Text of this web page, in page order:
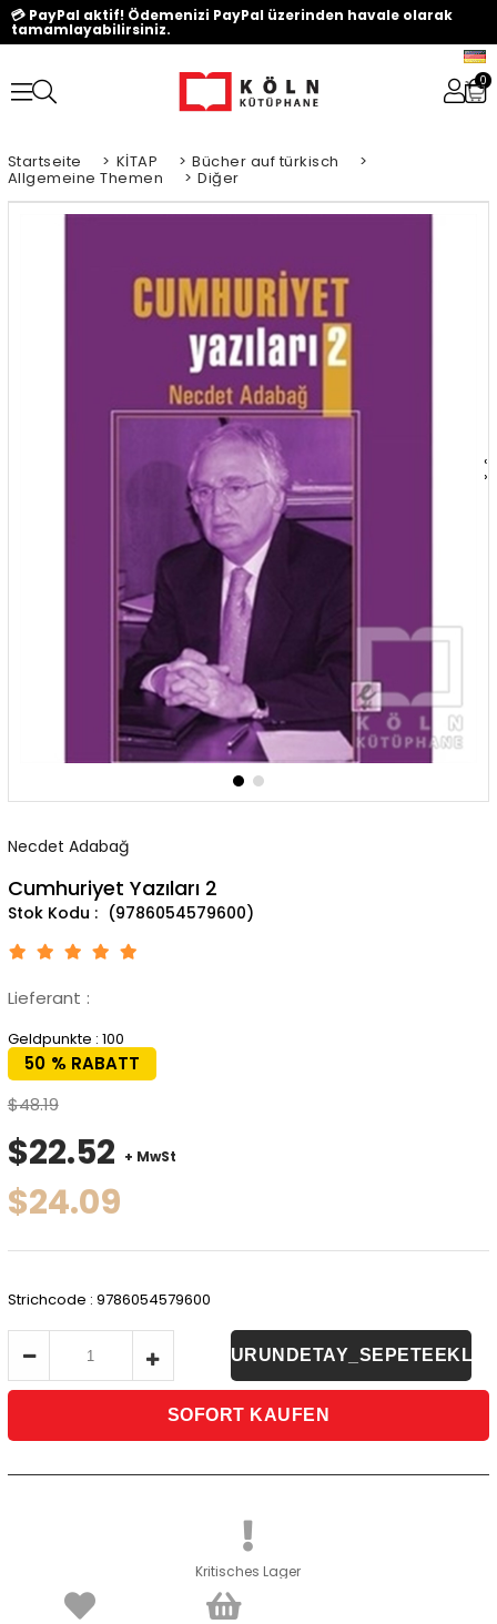
💳 PayPal aktif! Ödemenizi PayPal üzerinden havale olarak
tamamlayabilirsiniz.
0
Startseite > KİTAP > Bücher auf türkisch >
Allgemeine Themen > Diğer
‹
›
Necdet Adabağ
Cumhuriyet Yazıları 2
(9786054579600)
Lieferant :
Geldpunkte : 100
%
50
RABATT
$48.19
$22.52 + MwSt
$24.09
Strichcode : 9786054579600
Kritisches Lager